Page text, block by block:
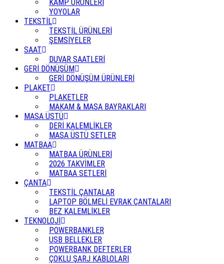
KAMP ÜRÜNLERİ
YOYOLAR
TEKSTİL
TEKSTİL ÜRÜNLERİ
ŞEMSİYELER
SAAT
DUVAR SAATLERİ
GERİ DÖNÜŞÜM
GERİ DÖNÜŞÜM ÜRÜNLERİ
PLAKET
PLAKETLER
MAKAM & MASA BAYRAKLARI
MASA ÜSTÜ
DERİ KALEMLİKLER
MASA ÜSTÜ SETLER
MATBAA
MATBAA ÜRÜNLERİ
2026 TAKVİMLER
MATBAA SETLERİ
ÇANTA
TEKSTİL ÇANTALAR
LAPTOP BÖLMELİ EVRAK ÇANTALARI
BEZ KALEMLİKLER
TEKNOLOJİ
POWERBANKLER
USB BELLEKLER
POWERBANK DEFTERLER
ÇOKLU ŞARJ KABLOLARI